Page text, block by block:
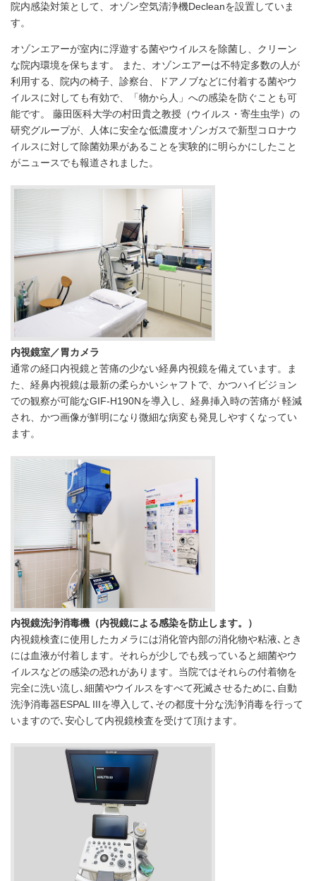
院内感染対策として、オゾン空気清浄機Decleanを設置していま
す。
オゾンエアーが室内に浮遊する菌やウイルスを除菌し、クリーン
な院内環境を保ちます。 また、オゾンエアーは不特定多数の人が
利用する、院内の椅子、診察台、ドアノブなどに付着する菌やウ
イルスに対しても有効で、「物から人」への感染を防ぐことも可
能です。 藤田医科大学の村田貴之教授（ウイルス・寄生虫学）の
研究グループが、人体に安全な低濃度オゾンガスで新型コロナウ
イルスに対して除菌効果があることを実験的に明らかにしたこと
がニュースでも報道されました。
内視鏡室／胃カメラ
通常の経口内視鏡と苦痛の少ない経鼻内視鏡を備えています。ま
た、経鼻内視鏡は最新の柔らかいシャフトで、かつハイビジョン
での観察が可能なGIF-H190Nを導入し、経鼻挿入時の苦痛が 軽減
され、かつ画像が鮮明になり微細な病変も発見しやすくなってい
ます。
内視鏡洗浄消毒機（内視鏡による感染を防止します。）
内視鏡検査に使用したカメラには消化管内部の消化物や粘液､とき
には血液が付着します。それらが少しでも残っていると細菌やウ
イルスなどの感染の恐れがあります。当院ではそれらの付着物を
完全に洗い流し､細菌やウイルスをすべて死滅させるために､自動
洗浄消毒器ESPAL IIIを導入して､その都度十分な洗浄消毒を行って
いますので､安心して内視鏡検査を受けて頂けます。